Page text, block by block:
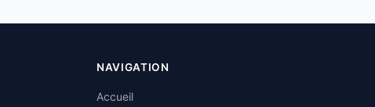
NAVIGATION
Accueil